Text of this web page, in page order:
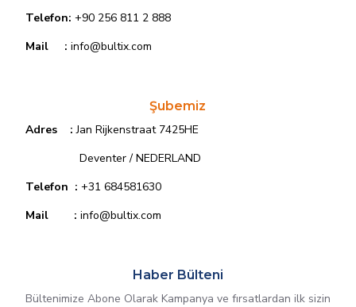
Telefon: +90 256 811 2 888
Mail : info@bultix.com
Şubemiz
Adres :Jan Rijkenstraat 7425HE
Deventer / NEDERLAND
Telefon : +31 684581630
Mail : info@bultix.com
Haber Bülteni
Bültenimize Abone Olarak Kampanya ve fırsatlardan ilk sizin